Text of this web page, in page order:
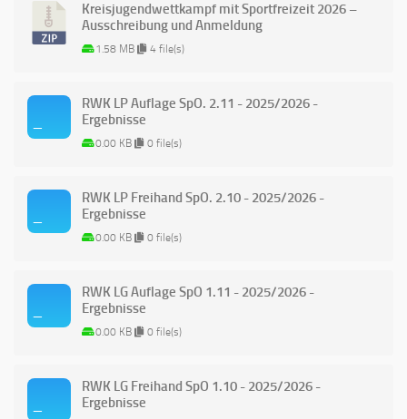
Kreisjugendwettkampf mit Sportfreizeit 2026 –
Ausschreibung und Anmeldung
1.58 MB 4 file(s)
RWK LP Auflage SpO. 2.11 - 2025/2026 -
Ergebnisse
0.00 KB 0 file(s)
RWK LP Freihand SpO. 2.10 - 2025/2026 -
Ergebnisse
0.00 KB 0 file(s)
RWK LG Auflage SpO 1.11 - 2025/2026 -
Ergebnisse
0.00 KB 0 file(s)
RWK LG Freihand SpO 1.10 - 2025/2026 -
Ergebnisse